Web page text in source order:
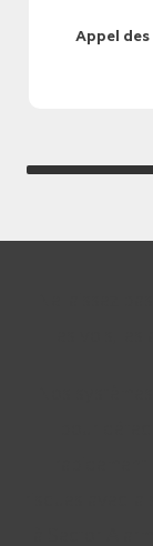
Appel